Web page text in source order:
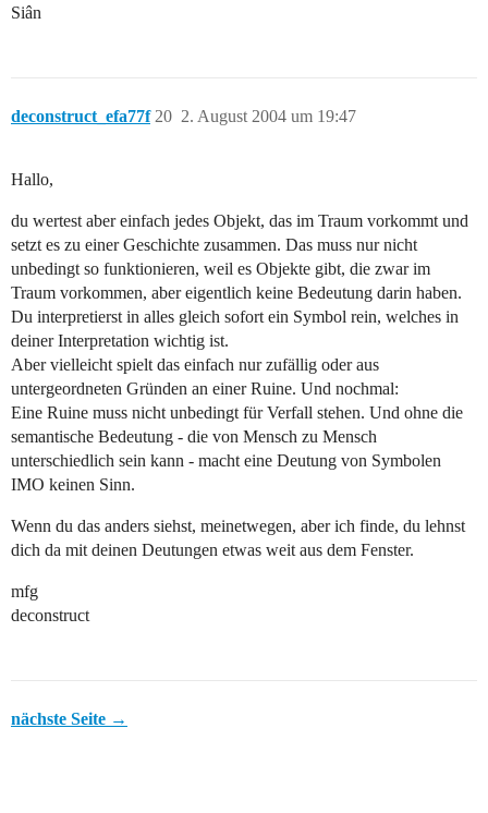
Siân
deconstruct_efa77f 2. August 2004 um 19:47
20
Hallo,
du wertest aber einfach jedes Objekt, das im Traum vorkommt und
setzt es zu einer Geschichte zusammen. Das muss nur nicht
unbedingt so funktionieren, weil es Objekte gibt, die zwar im
Traum vorkommen, aber eigentlich keine Bedeutung darin haben.
Du interpretierst in alles gleich sofort ein Symbol rein, welches in
deiner Interpretation wichtig ist.
Aber vielleicht spielt das einfach nur zufällig oder aus
untergeordneten Gründen an einer Ruine. Und nochmal:
Eine Ruine muss nicht unbedingt für Verfall stehen. Und ohne die
semantische Bedeutung - die von Mensch zu Mensch
unterschiedlich sein kann - macht eine Deutung von Symbolen
IMO keinen Sinn.
Wenn du das anders siehst, meinetwegen, aber ich finde, du lehnst
dich da mit deinen Deutungen etwas weit aus dem Fenster.
mfg
deconstruct
nächste Seite →